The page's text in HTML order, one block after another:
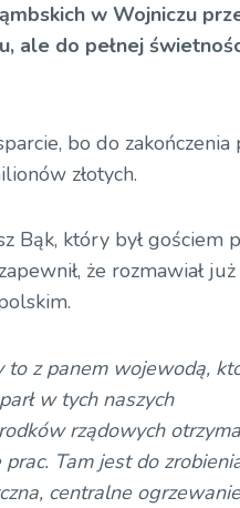
w Wojniczu
ale do pełnej
bo do zakończenia
złotych.
Bąk, który był gościem
że rozmawiał
to z panem wojewodą,
w tych naszych
rządowych
Tam jest do
centralne